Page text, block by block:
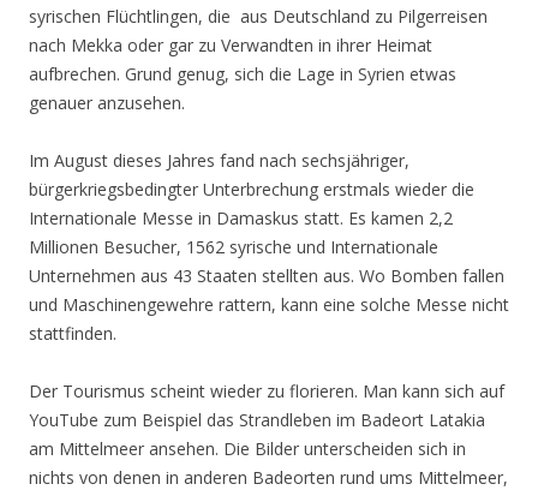
syrischen Flüchtlingen, die aus Deutschland zu Pilgerreisen
nach Mekka oder gar zu Verwandten in ihrer Heimat
aufbrechen. Grund genug, sich die Lage in Syrien etwas
genauer anzusehen.
Im August dieses Jahres fand nach sechsjähriger,
bürgerkriegsbedingter Unterbrechung erstmals wieder die
Internationale Messe in Damaskus statt. Es kamen 2,2
Millionen Besucher, 1562 syrische und Internationale
Unternehmen aus 43 Staaten stellten aus. Wo Bomben fallen
und Maschinengewehre rattern, kann eine solche Messe nicht
stattfinden.
Der Tourismus scheint wieder zu florieren. Man kann sich auf
YouTube zum Beispiel das Strandleben im Badeort Latakia
am Mittelmeer ansehen. Die Bilder unterscheiden sich in
nichts von denen in anderen Badeorten rund ums Mittelmeer,